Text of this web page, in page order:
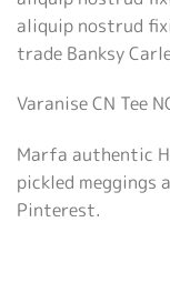
aliquip nostrud
trade Banksy
Varanise CN Tee
Marfa authentic
pickled meggings
Pinterest.